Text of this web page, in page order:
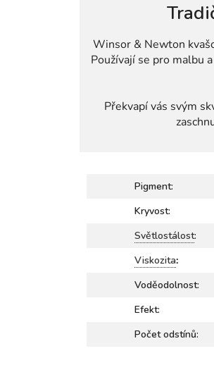
Winsor & Newton
Používají se pro malbu
Překvapí vás svým
Pigment:
Kryvost:
Světlostálost:
Viskozita:
Voděodolnost:
Efekt:
Počet odstínů: